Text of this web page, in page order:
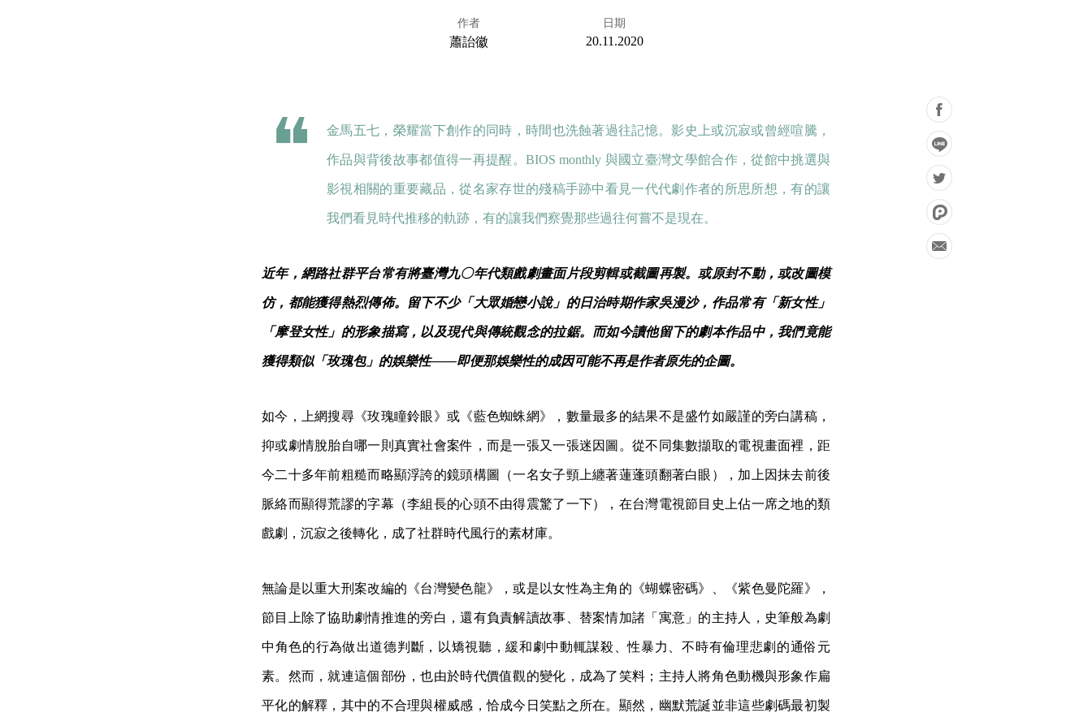
作者
蕭詒徽
日期
20.11.2020
金馬五七，榮耀當下創作的同時，時間也洗蝕著過往記憶。影史上或沉寂或曾經喧騰，
作品與背後故事都值得一再提醒。BIOS monthly 與國立臺灣文學館合作，從館中挑選與
影視相關的重要藏品，從名家存世的殘稿手跡中看見一代代劇作者的所思所想，有的讓
我們看見時代推移的軌跡，有的讓我們察覺那些過往何嘗不是現在。
近年，網路社群平台常有將臺灣九〇年代類戲劇畫面片段剪輯或截圖再製。或原封不動，或改圖模
仿，都能獲得熱烈傳佈。留下不少「大眾婚戀小說」的日治時期作家吳漫沙，作品常有「新女性」
「摩登女性」的形象描寫，以及現代與傳統觀念的拉鋸。而如今讀他留下的劇本作品中，我們竟能
獲得類似「玫瑰包」的娛樂性——即便那娛樂性的成因可能不再是作者原先的企圖。
如今，上網搜尋《玫瑰瞳鈴眼》或《藍色蜘蛛網》，數量最多的結果不是盛竹如嚴謹的旁白講稿，
抑或劇情脫胎自哪一則真實社會案件，而是一張又一張迷因圖。從不同集數擷取的電視畫面裡，距
今二十多年前粗糙而略顯浮誇的鏡頭構圖（一名女子頸上纏著蓮蓬頭翻著白眼），加上因抹去前後
脈絡而顯得荒謬的字幕（李組長的心頭不由得震驚了一下），在台灣電視節目史上佔一席之地的類
戲劇，沉寂之後轉化，成了社群時代風行的素材庫。
無論是以重大刑案改編的《台灣變色龍》，或是以女性為主角的《蝴蝶密碼》、《紫色曼陀羅》，
節目上除了協助劇情推進的旁白，還有負責解讀故事、替案情加諸「寓意」的主持人，史筆般為劇
中角色的行為做出道德判斷，以矯視聽，緩和劇中動輒謀殺、性暴力、不時有倫理悲劇的通俗元
素。然而，就連這個部份，也由於時代價值觀的變化，成為了笑料；主持人將角色動機與形象作扁
平化的解釋，其中的不合理與權威感，恰成今日笑點之所在。顯然，幽默荒誕並非這些劇碼最初製